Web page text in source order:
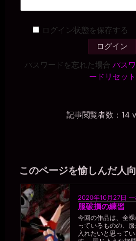
ログイン状態を保存する
パスワードを忘れた場合パスワ
ードリセット
記事閲覧者数：14
このページを愉しんだ人
2020年10月27日
服破損の練習
今回の作品は、全
っているものの、
入れたいと思って